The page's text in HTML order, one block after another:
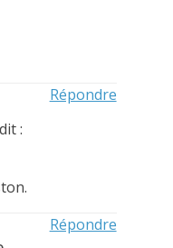
Répondre
dit :
Répondre